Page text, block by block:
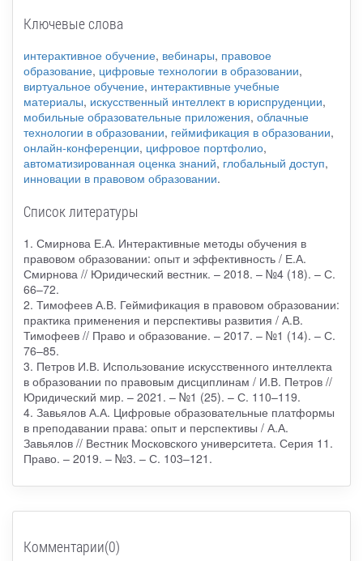
Ключевые слова
интерактивное обучение, вебинары, правовое
образование, цифровые технологии в образовании,
виртуальное обучение, интерактивные учебные
материалы, искусственный интеллект в юриспруденции,
мобильные образовательные приложения, облачные
технологии в образовании, геймификация в образовании,
онлайн-конференции, цифровое портфолио,
автоматизированная оценка знаний, глобальный доступ,
инновации в правовом образовании.
Список литературы
1. Смирнова Е.А. Интерактивные методы обучения в
правовом образовании: опыт и эффективность / Е.А.
Смирнова // Юридический вестник. – 2018. – №4 (18). – С.
66–72.
2. Тимофеев А.В. Геймификация в правовом образовании:
практика применения и перспективы развития / А.В.
Тимофеев // Право и образование. – 2017. – №1 (14). – С.
76–85.
3. Петров И.В. Использование искусственного интеллекта
в образовании по правовым дисциплинам / И.В. Петров //
Юридический мир. – 2021. – №1 (25). – С. 110–119.
4. Завьялов А.А. Цифровые образовательные платформы
в преподавании права: опыт и перспективы / А.А.
Завьялов // Вестник Московского университета. Серия 11.
Право. – 2019. – №3. – С. 103–121.
Комментарии(0)